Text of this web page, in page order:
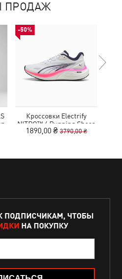
ПРОДАЖ
-50%
Кроссовки Electrify
NITRO™ 4 Running Shoes
Youth
1890,00 ₴ 3790,00 ₴
ПОДПИСЧИКАМ, ЧТОБЫ
НА ПОКУПКУ